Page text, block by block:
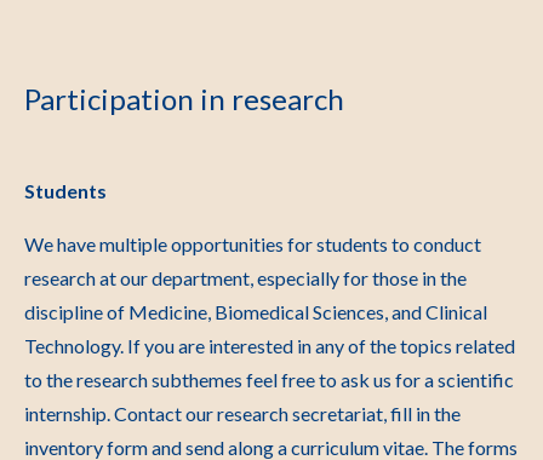
Participation in research
Students
We have multiple opportunities for students to conduct
research at our department, especially for those in the
discipline of Medicine, Biomedical Sciences, and Clinical
Technology. If you are interested in any of the topics related
to the research subthemes feel free to ask us for a scientific
internship. Contact our research secretariat, fill in the
inventory form and send along a curriculum vitae. The forms